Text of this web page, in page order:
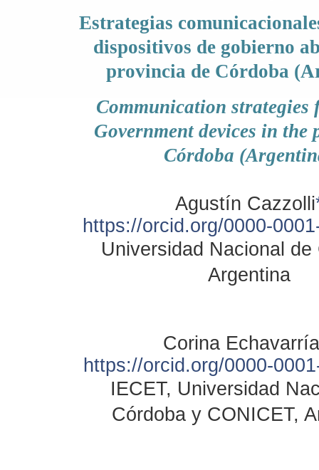
Estrategias
dispositivos de gobierno
provincia de Córdoba
Communication strategies
Government devices in the
Córdoba
Agustín Cazzolli
https://orcid.org/0000-
Universidad Nacional de
Argentina
Corina Echavarría
https://orcid.org/0000-
IECET, Universidad
Córdoba y CONICET,